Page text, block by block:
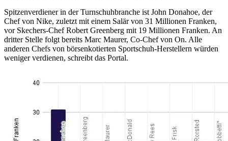
Spitzenverdiener in der Turnschuhbranche ist John Donahoe, der
Chef von Nike, zuletzt mit einem Salär von 31 Millionen Franken,
vor Skechers-Chef Robert Greenberg mit 19 Millionen Franken. An
dritter Stelle folgt bereits Marc Maurer, Co-Chef von On. Alle
anderen Chefs von börsenkotierten Sportschuh-Herstellern würden
weniger verdienen, schreibt das Portal.